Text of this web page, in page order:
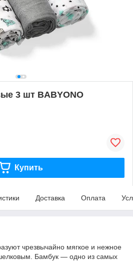
3 шт BABYONO
Купить
Доставка Оплата
чрезвычайно мягкое и нежное
Бамбук — одно из самых